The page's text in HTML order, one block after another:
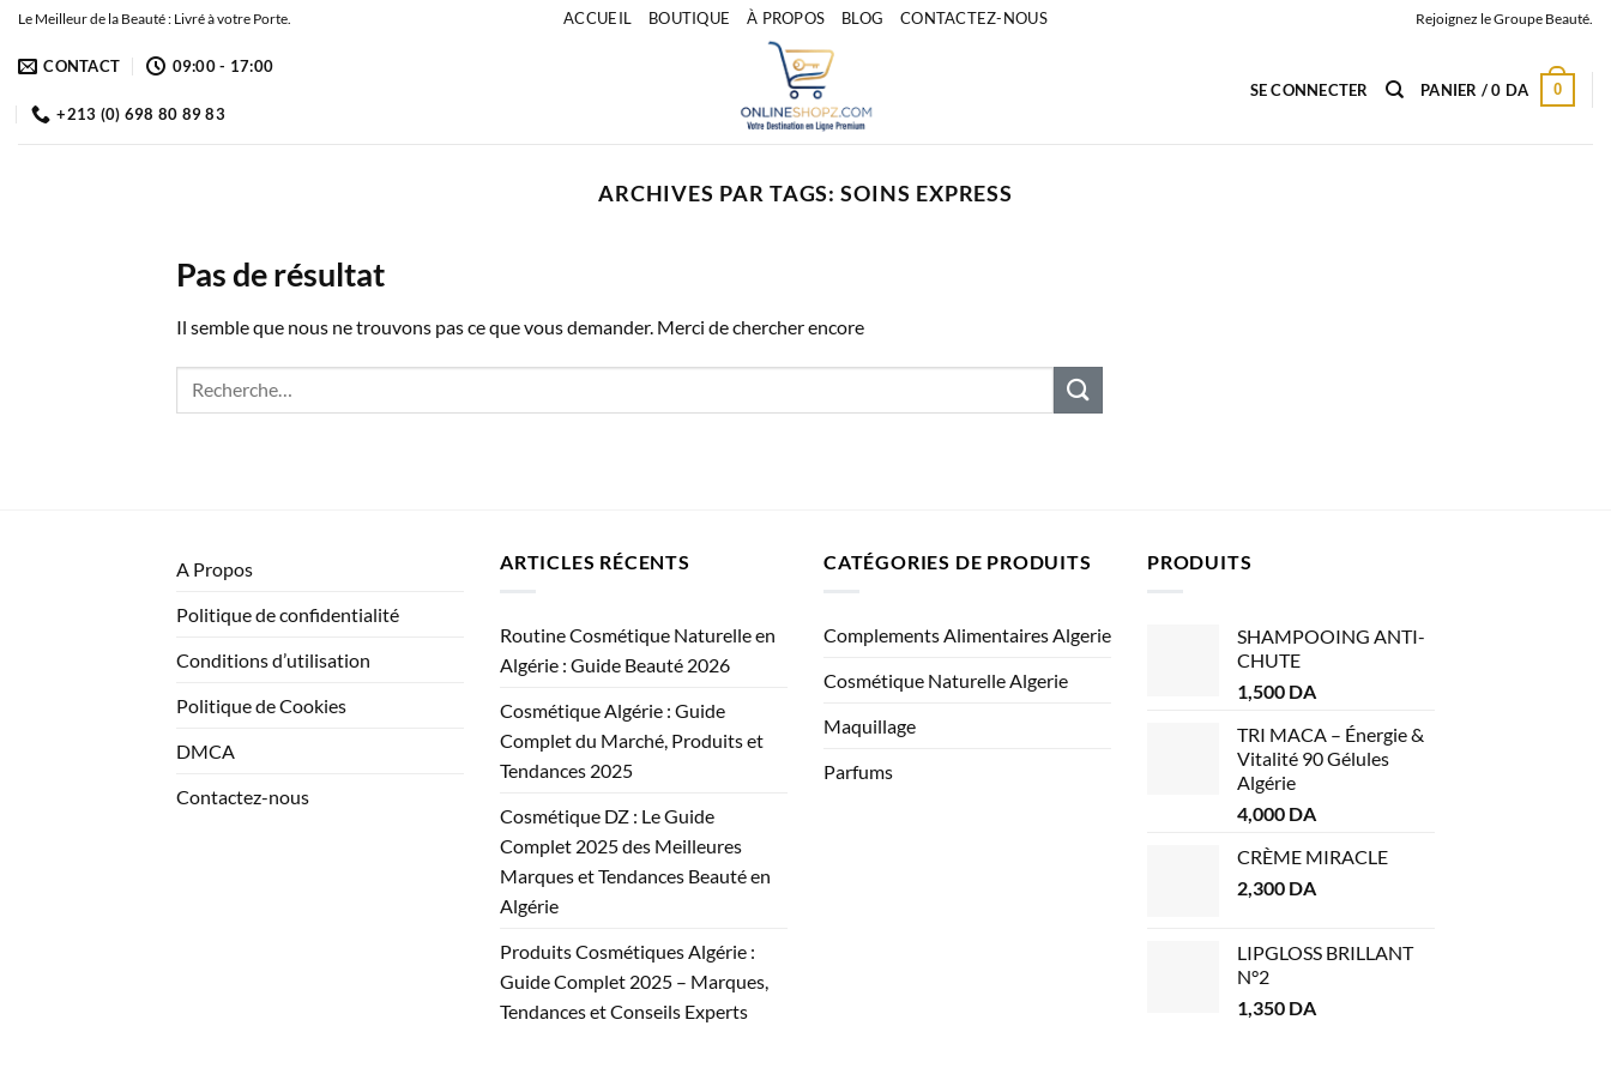
Passer
contenu
Le Meilleur de la Beauté : Livré à votre Porte. ACCUEIL BOUTIQUE À PROPOS BLOG CONTACTEZ-NOUS Rejoignez le Groupe Beauté.
CONTACT 09:00 - 17:00
+213 (0) 698 80 89 83
SE CONNECTER PANIER /0 DA 0
ARCHIVES PAR TAGS:SOINS EXPRESS
Pas de résultat
Il semble que nous ne trouvons pas ce que vous demander. Merci de chercher encore
A Propos
Politique de confidentialité
Conditions d’utilisation
Politique de Cookies
DMCA
Contactez-nous
ARTICLES RÉCENTS
Routine Cosmétique Naturelle en
Algérie : Guide Beauté 2026
Cosmétique Algérie : Guide
Complet du Marché, Produits et
Tendances 2025
Cosmétique DZ : Le Guide
Complet 2025 des Meilleures
Marques et Tendances Beauté en
Algérie
Produits Cosmétiques Algérie :
Guide Complet 2025 – Marques,
Tendances et Conseils Experts
CATÉGORIES DE PRODUITS
Complements Alimentaires Algerie
Cosmétique Naturelle Algerie
Maquillage
Parfums
PRODUITS
SHAMPOOING ANTI-
CHUTE
1,500 DA
TRI MACA – Énergie &
Vitalité 90 Gélules
Algérie
4,000 DA
CRÈME MIRACLE
2,300 DA
LIPGLOSS BRILLANT
N°2
1,350 DA